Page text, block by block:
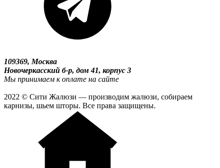
109369, Москва
Новочеркасский б-р, дом 41, корпус 3
Мы принимаем к оплате на сайте
2022 © Сити Жалюзи — производим жалюзи, собираем
карнизы, шьем шторы. Все права защищены.